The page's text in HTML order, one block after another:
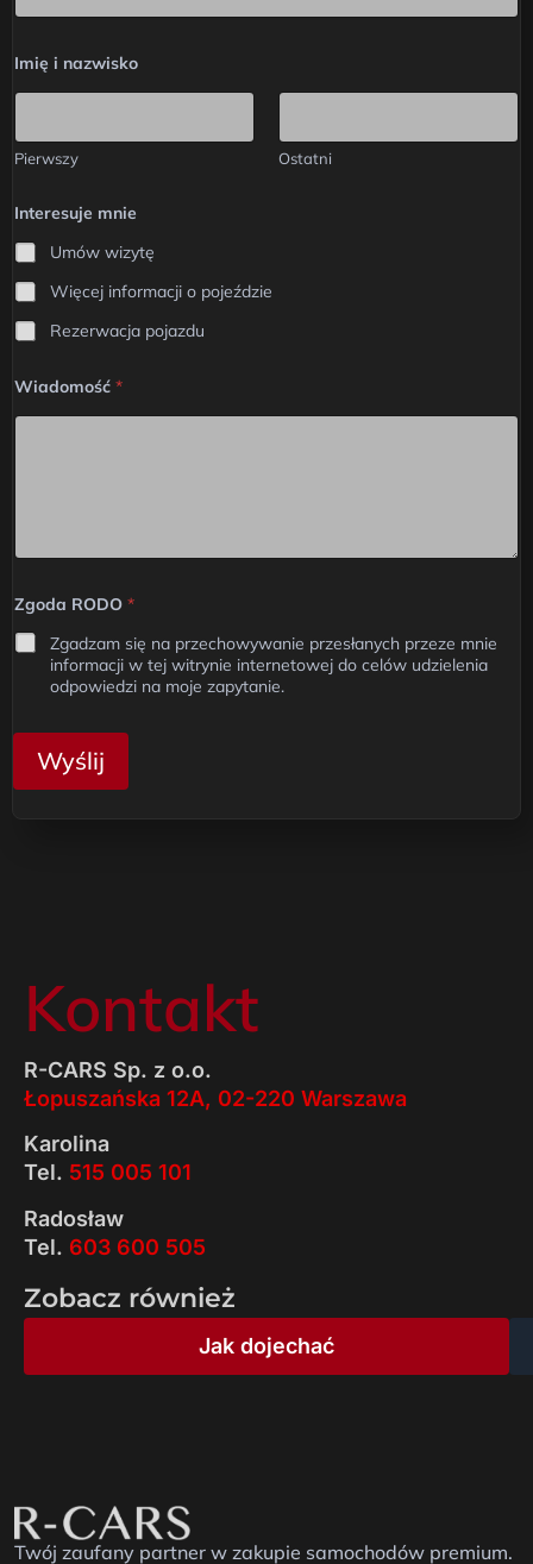
Imię i nazwisko
Pierwszy Ostatni
Interesuje mnie
Umów wizytę
Więcej informacji o pojeździe
Rezerwacja pojazdu
a
n
w
i
s
Wiadomość *
Zgoda RODO *
Zgadzam się na przechowywanie przesłanych przeze mnie
informacji w tej witrynie internetowej do celów udzielenia
odpowiedzi na moje zapytanie.
Wyślij
Kontakt
R-CARS Sp. z o.o.
Łopuszańska 12A, 02-220 Warszawa
Karolina
Tel. 515 005 101
Radosław
Tel. 603 600 505
Zobacz również
Jak dojechać
Twój zaufany partner w zakupie samochodów premium.